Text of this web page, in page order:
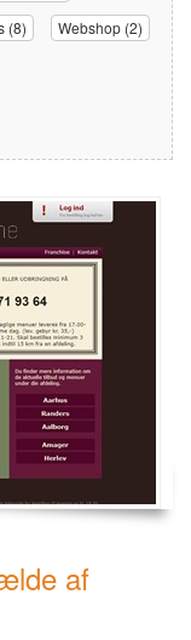
(8)
Webshop (2)
af